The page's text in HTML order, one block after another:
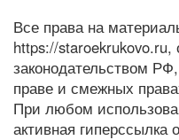
Все права на
https://staroekrukovo.ru,
законодательством
праве и смежных
При любом
активная гиперссылка